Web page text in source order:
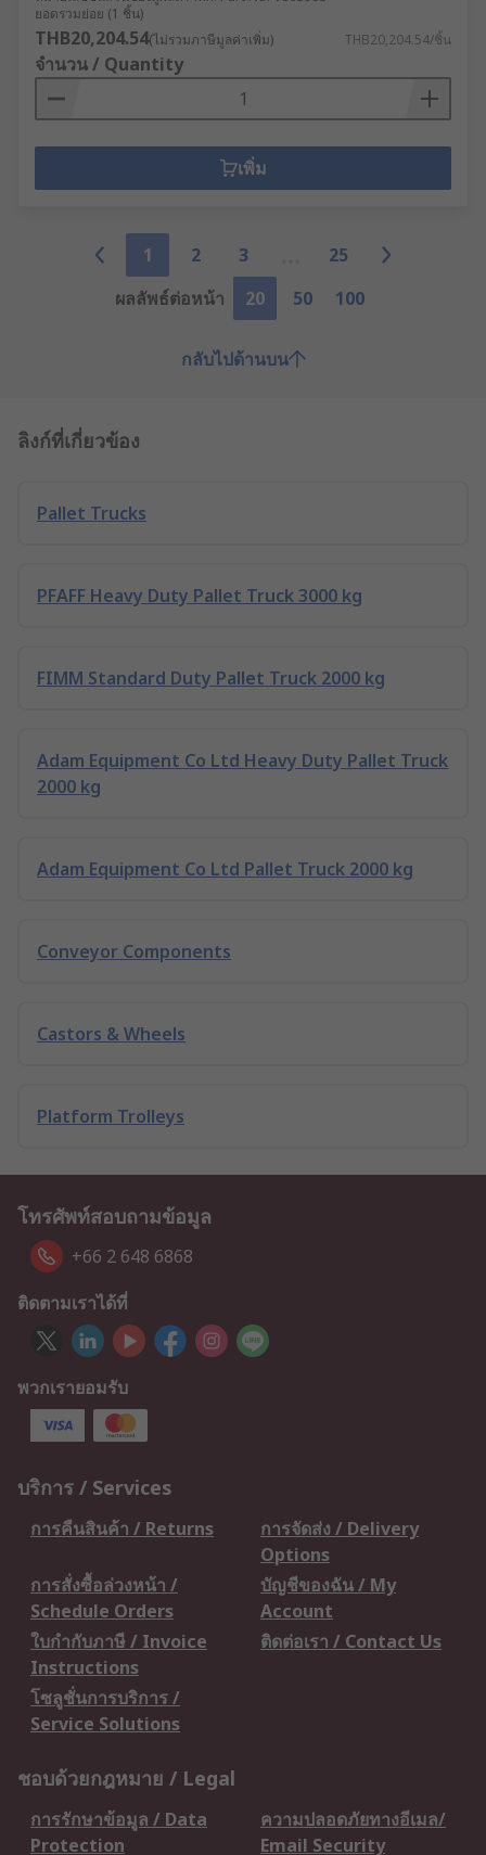
ยอดรวมย่อย (1 ชิ้น)
THB20,204.54(ไม่รวมภาษีมูลค่าเพิ่ม) THB20,204.54/ชิ้น
จำนวน / Quantity
เพิ่ม
1 2 3
25
ผลลัพธ์ต่อหน้า
20 50 100
กลับไปด้านบน
ลิงก์ที่เกี่ยวข้อง
Pallet Trucks
PFAFF Heavy Duty Pallet Truck 3000 kg
FIMM Standard Duty Pallet Truck 2000 kg
Adam Equipment Co Ltd Heavy Duty Pallet Truck
2000 kg
Adam Equipment Co Ltd Pallet Truck 2000 kg
Conveyor Components
Castors & Wheels
Platform Trolleys
โทรศัพท์สอบถามข้อมูล
+66 2 648 6868
ติดตามเราได้ที่
พวกเรายอมรับ
บริการ / Services
การคืนสินค้า / Returns
การจัดส่ง / Delivery
Options
การสั่งซื้อล่วงหน้า /
Schedule Orders
บัญชีของฉัน / My
Account
ใบกำกับภาษี / Invoice
Instructions
ติดต่อเรา / Contact Us
โซลูชั่นการบริการ /
Service Solutions
ชอบด้วยกฎหมาย / Legal
การรักษาข้อมูล / Data
Protection
ความปลอดภัยทางอีเมล/
Email Security